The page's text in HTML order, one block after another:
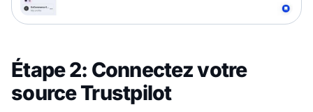
Étape 2: Connectez votre
source Trustpilot